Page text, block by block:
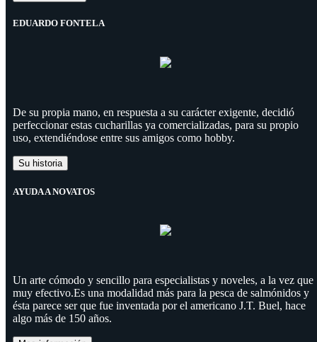
EDUARDO FONTELA
De su propia mano, en respuesta a su carácter exigente, decidió
perfeccionar estas cucharillas ya comercializadas, para su propio
uso, extendiéndose entre sus amigos como hobby.
Su historia
AYUDA A NOVATOS
Un arte cómodo y sencillo para especialistas y noveles, a la vez que
muy efectivo.Es una modalidad más para la pesca de salmónidos y
ésta parece ser que fue inventada por el americano J.T. Buel, hace
algo más de 150 años.